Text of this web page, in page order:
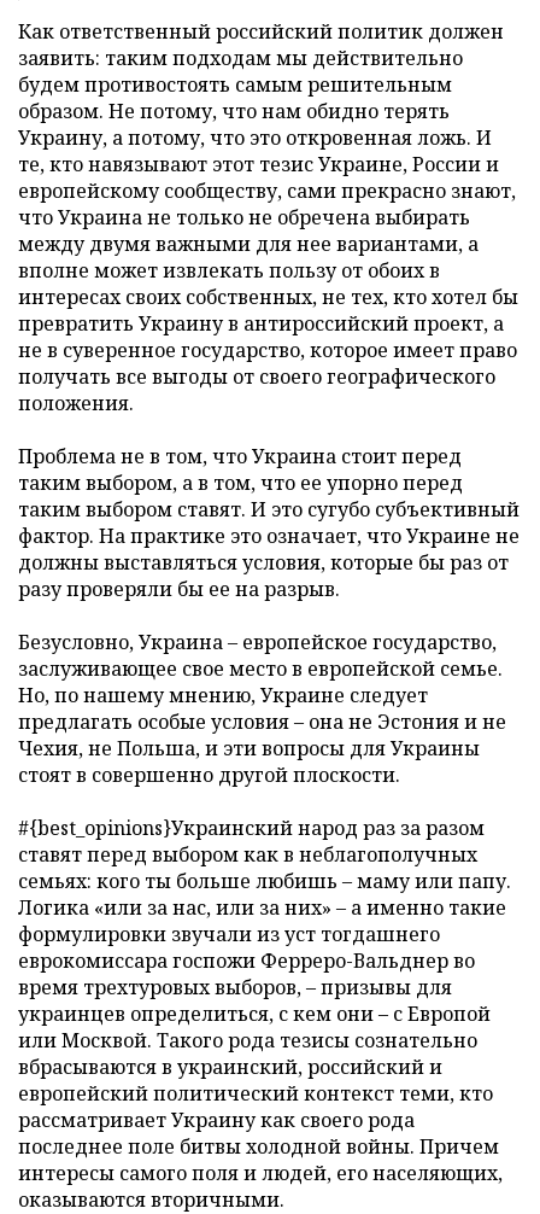
Как ответственный российский политик должен
заявить: таким подходам мы действительно
будем противостоять самым решительным
образом. Не потому, что нам обидно терять
Украину, а потому, что это откровенная ложь. И
те, кто навязывают этот тезис Украине, России и
европейскому сообществу, сами прекрасно знают,
что Украина не только не обречена выбирать
между двумя важными для нее вариантами, а
вполне может извлекать пользу от обоих в
интересах своих собственных, не тех, кто хотел бы
превратить Украину в антироссийский проект, а
не в суверенное государство, которое имеет право
получать все выгоды от своего географического
положения.
Проблема не в том, что Украина стоит перед
таким выбором, а в том, что ее упорно перед
таким выбором ставят. И это сугубо субъективный
фактор. На практике это означает, что Украине не
должны выставляться условия, которые бы раз от
разу проверяли бы ее на разрыв.
Безусловно, Украина– европейское государство,
заслуживающее свое место в европейской семье.
Но, по нашему мнению, Украине следует
предлагать особые условия– она не Эстония и не
Чехия, не Польша, и эти вопросы для Украины
стоят в совершенно другой плоскости.
#{best_opinions}Украинский народ раз за разом
ставят перед выбором как в неблагополучных
семьях: кого ты больше любишь –маму или папу.
Логика «или за нас, или за них» – а именно такие
формулировки звучали из уст тогдашнего
еврокомиссара госпожи Ферреро-Вальднер во
время трехтуровых выборов,–призывы для
украинцев определиться, с кем они– с Европой
или Москвой. Такого рода тезисы сознательно
вбрасываются в украинский, российский и
европейский политический контекст теми, кто
рассматривает Украину как своего рода
последнее поле битвы холодной войны. Причем
интересы самого поля и людей, его населяющих,
оказываются вторичными.